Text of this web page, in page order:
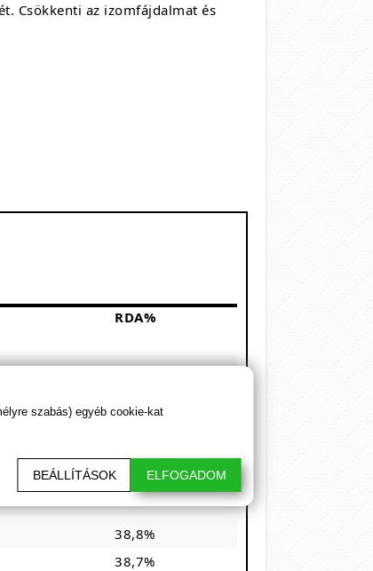
Csökkenti az izomfájdalmat és
RDA%
38,8%
38,7%
szabás) egyéb cookie-kat
BEÁLLÍTÁSOK ELFOGADOM